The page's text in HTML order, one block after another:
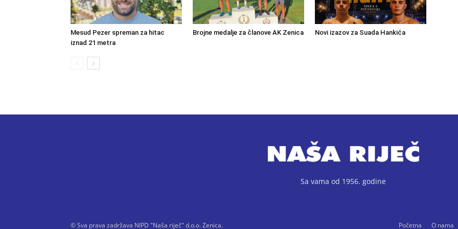
Mesud Pezer spreman za hitac
iznad 21 metra
Brojne medalje za članove AK Zenica Novi izazov za Suada Hankića
Sa vama od 1956. godine
Početna O nama
© Sva prava zadržava NIPD "Naša riječ" d.o.o. Zenica.